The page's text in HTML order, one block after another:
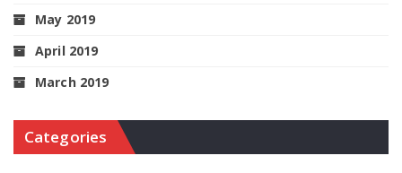
May 2019
April 2019
March 2019
Categories